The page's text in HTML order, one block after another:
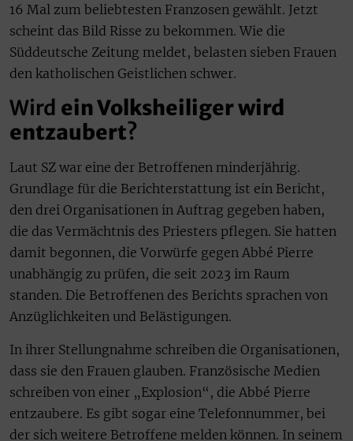
16 Mal zum beliebtesten Franzosen gewählt. Jetzt
scheint das Bild Risse zu bekommen. Wie die
Süddeutsche Zeitung meldet, belasten sieben Frauen
den katholischen Geistlichen schwer.
Wird ein Volksheiliger wird
entzaubert?
Laut SZ war eine der Betroffenen minderjährig.
Grundlage für die Berichterstattung ist ein Bericht,
den drei Organisationen in Auftrag gegeben haben,
die das Vermächtnis des Priesters pflegen. Sie hatten
damit begonnen, die Vorwürfe gegen Abbé Pierre
unabhängig zu prüfen, die seit 2023 im Raum
standen. Die Betroffenen des Berichts sprachen von
Anzüglichkeiten und Belästigungen.
In ihrer Stellungnahme schreiben die Organisationen,
dass sie den Frauen glauben. Französische Medien
schreiben von einer „Explosion“, die Abbé Pierre
entzaubere. Es gibt sogar eine Telefonnummer, bei
der sich weitere Betroffene melden können. In seinem